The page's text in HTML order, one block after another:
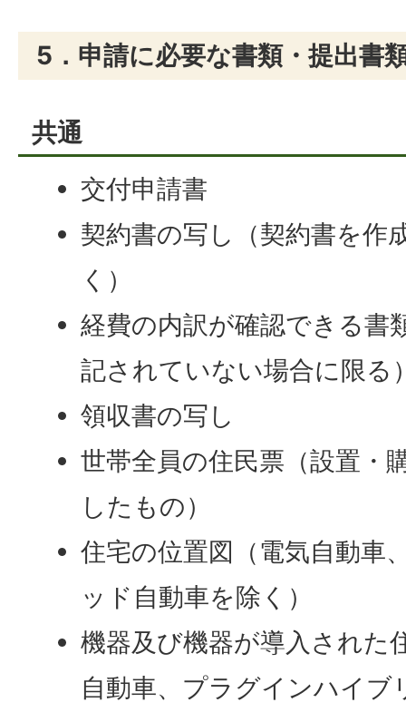
5．申請に必要な書類・提出書
共通
交付申請書
契約書の写し（契約書を作
く）
経費の内訳が確認できる書
記されていない場合に限る
領収書の写し
世帯全員の住民票（設置・
したもの）
住宅の位置図（電気自動車
ッド自動車を除く）
機器及び機器が導入された
自動車、プラグインハイブ